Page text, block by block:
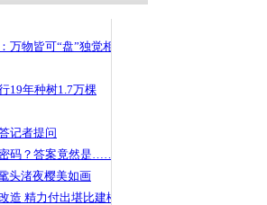
“大义灭亲” 互
方吸毒
万物皆可“盘”独觉相声
19年种树1.7万棵
记者提问
码？答案竟然是……
头渚夜樱美如画
造 精力付出堪比建楼